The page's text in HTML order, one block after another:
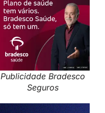
Publicidade Bradesco
Seguros